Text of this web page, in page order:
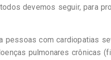
devemos seguir, para
pessoas com cardiopatias
pulmonares crônicas